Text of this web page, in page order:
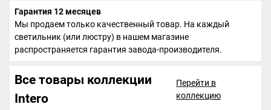
Гарантия 12 месяцев
Мы продаем только качественный товар. На каждый
светильник (или люстру) в нашем магазине
распространяется гарантия завода-производителя.
Все товары коллекции
Intero
Перейти в
коллекцию